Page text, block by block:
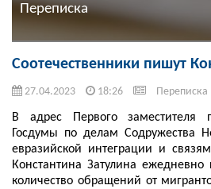
Переписка
Соотечественники пишут
27.04.2023 18:26 Переписка
В адрес Первого заместителя
Госдумы по делам Содружества
евразийской интеграции и
Константина Затулина ежедневно
количество обращений от